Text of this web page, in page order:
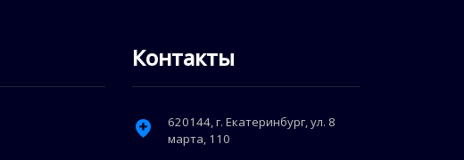
Контакты
620144 , г. Екатеринбург, ул. 8
марта, 110